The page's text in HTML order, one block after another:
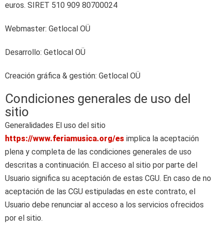
euros. SIRET 510 909 80700024
Webmaster: Getlocal OÜ
Desarrollo: Getlocal OÜ
Creación gráfica & gestión: Getlocal OÜ
Condiciones generales de uso del
sitio
Generalidades El uso del sitio
https://www.feriamusica.org/es implica la aceptación
plena y completa de las condiciones generales de uso
descritas a continuación. El acceso al sitio por parte del
Usuario significa su aceptación de estas CGU. En caso de no
aceptación de las CGU estipuladas en este contrato, el
Usuario debe renunciar al acceso a los servicios ofrecidos
por el sitio.